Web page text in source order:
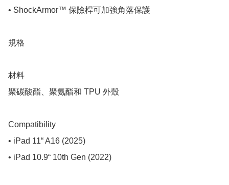
• ShockArmor™ 保險桿可加強角落保護
規格
材料
聚碳酸酯、聚氨酯和 TPU 外殼
Compatibility
• iPad 11“ A16 (2025)
• iPad 10.9“ 10th Gen (2022)